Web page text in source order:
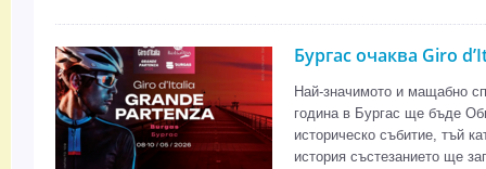
Бургас очаква Giro
Най-значимото и мащабно
година в Бургас ще бъде
историческо събитие, тъй
история състезанието ще